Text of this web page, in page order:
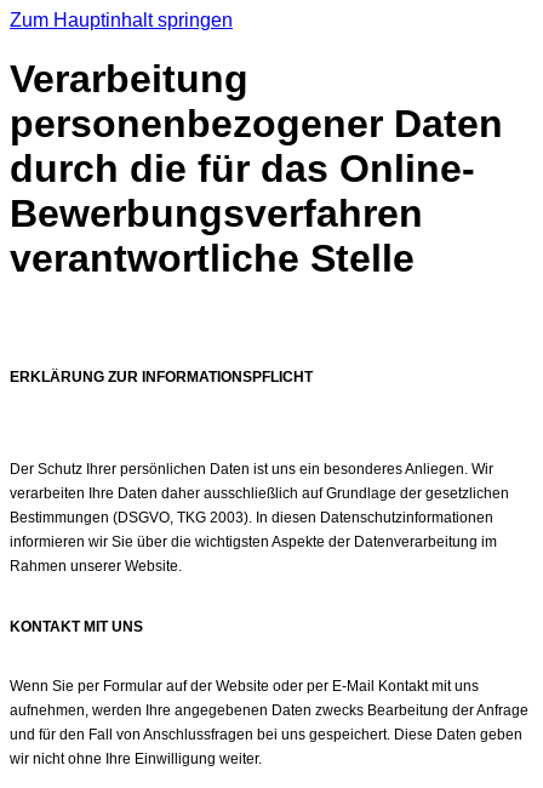
Zum Hauptinhalt springen
Verarbeitung
personenbezogener Daten
durch die für das Online-
Bewerbungsverfahren
verantwortliche Stelle
ERKLÄRUNG ZUR INFORMATIONSPFLICHT
Der Schutz Ihrer persönlichen Daten ist uns ein besonderes Anliegen. Wir
verarbeiten Ihre Daten daher ausschließlich auf Grundlage der gesetzlichen
Bestimmungen (DSGVO, TKG 2003). In diesen Datenschutzinformationen
informieren wir Sie über die wichtigsten Aspekte der Datenverarbeitung im
Rahmen unserer Website.
KONTAKT MIT UNS
Wenn Sie per Formular auf der Website oder per E-Mail Kontakt mit uns
aufnehmen, werden Ihre angegebenen Daten zwecks Bearbeitung der Anfrage
und für den Fall von Anschlussfragen bei uns gespeichert. Diese Daten geben
wir nicht ohne Ihre Einwilligung weiter.